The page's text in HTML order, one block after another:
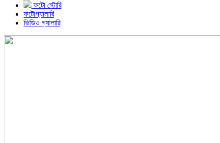
ফটো স্টোরি
ফটোগ্যালারি
ভিডিও গ্যালারি